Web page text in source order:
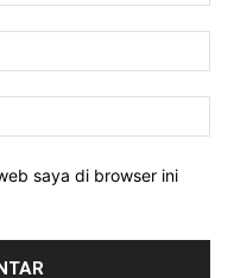
saya di browser ini